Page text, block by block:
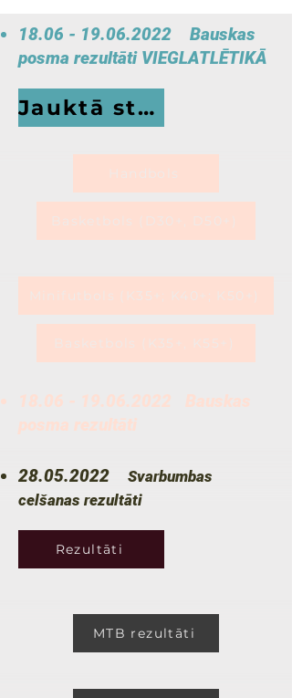
18.06 - 19.06.2022 Bauskas
posma rezultāti VIEGLATLĒTIKĀ
Jauktā stafete
Handbols
Minifutbols (K35+; K40+; K50+)
Basketbols (K35+, K55+)
18.06 - 19.06.2022 Bauskas
posma rezultāti
28.05.2022
Svarbumbas
celšanas rezultāti
Rezultāti
MTB rezultāti